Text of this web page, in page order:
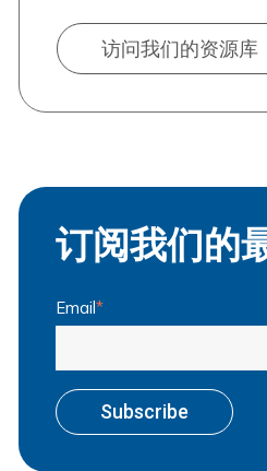
访问我们的资源库
订阅我们的
Email*